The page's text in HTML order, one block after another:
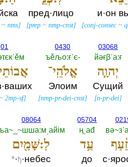
и·он
[conj-consec ~
пред·лицо
[prep ~nmp-cnst]
~nms]
03068
йәғβˈа:ғ
יְהוָ֧ה
Сущий
[n-pr-dei]
0430
ъěљо:ғˈє-‎
אֱלֹהֵֽי־
Элоим
[nmp-pr-dei-cnst]
01
2mp-sf]
05704
ңˌаđ
עַ֥ד
до
08064
לַ:שָּׁמַ֖יִם
*·ђ·небес